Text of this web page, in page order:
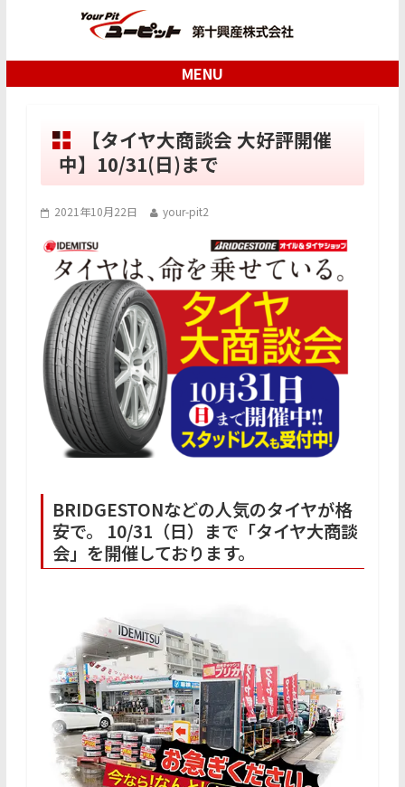
MENU
【タイヤ大商談会 大好評開催
中】10/31(日)まで
2021年10月22日 your-pit2
BRIDGESTONなどの人気のタイヤが格
安で。 10/31（日）まで「タイヤ大商談
会」を開催しております。